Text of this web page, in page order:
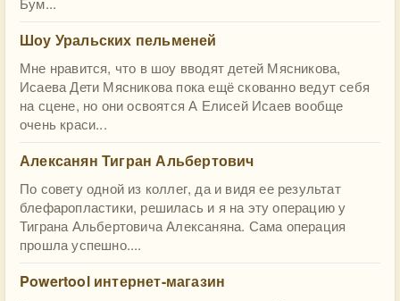
Шоу Уральских пельменей
Мне нравится, что в шоу вводят детей Мясникова,
Исаева Дети Мясникова пока ещё скованно ведут себя
на сцене, но они освоятся А Елисей Исаев вообще
очень краси...
Алексанян Тигран Альбертович
По совету одной из коллег, да и видя ее результат
блефаропластики, решилась и я на эту операцию у
Тиграна Альбертовича Алексаняна. Сама операция
прошла успешно....
Powertool интернет-магазин